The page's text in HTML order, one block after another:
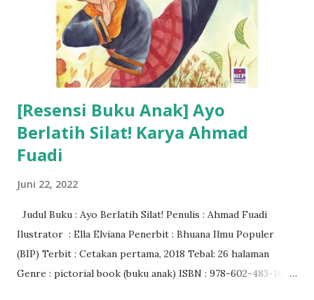
[Resensi Buku Anak] Ayo
Berlatih Silat! Karya Ahmad
Fuadi
Juni 22, 2022
Judul Buku : Ayo Berlatih Silat! Penulis : Ahmad Fuadi
Ilustrator : Ella Elviana Penerbit : Bhuana Ilmu Populer
(BIP) Terbit : Cetakan pertama, 2018 Tebal: 26 halaman
Genre : pictorial book (buku anak) ISBN : 978-602-483-165-